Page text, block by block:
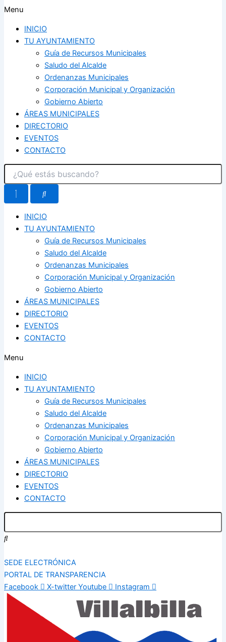
Menu
INICIO
TU AYUNTAMIENTO
Guía de Recursos Municipales
Saludo del Alcalde
Ordenanzas Municipales
Corporación Municipal y Organización
Gobierno Abierto
ÁREAS MUNICIPALES
DIRECTORIO
EVENTOS
CONTACTO
INICIO
TU AYUNTAMIENTO
Guía de Recursos Municipales
Saludo del Alcalde
Ordenanzas Municipales
Corporación Municipal y Organización
Gobierno Abierto
ÁREAS MUNICIPALES
DIRECTORIO
EVENTOS
CONTACTO
Menu
INICIO
TU AYUNTAMIENTO
Guía de Recursos Municipales
Saludo del Alcalde
Ordenanzas Municipales
Corporación Municipal y Organización
Gobierno Abierto
ÁREAS MUNICIPALES
DIRECTORIO
EVENTOS
CONTACTO
SEDE ELECTRÓNICA
PORTAL DE TRANSPARENCIA
Facebook
X-twitter Youtube Instagram